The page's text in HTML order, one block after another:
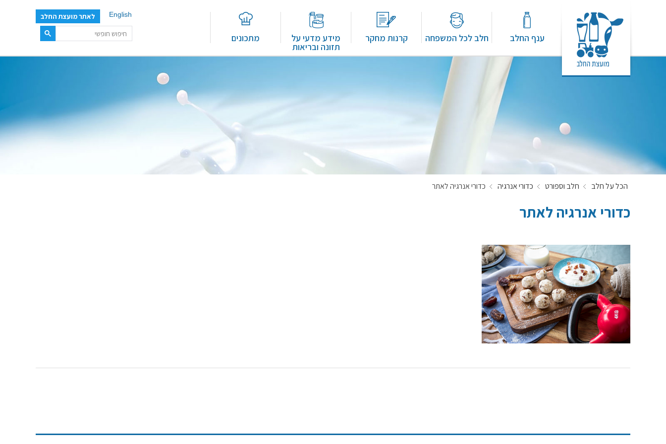
ענף החלב חלב לכל המשפחה קרנות מחקר מידע מדעי על
תזונה ובריאות
מתכונים
English לאתר מועצת החלב
הכל על חלב חלב וספורט כדורי אנרגיה כדורי אנרגיה לאתר
כדורי אנרגיה לאתר